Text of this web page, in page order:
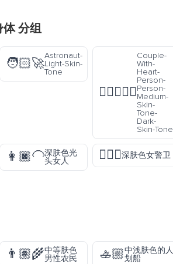
体分组
Skin-
🧑🏻‍🚀
Astronaut-
Light-Skin-
Tone
🧑🏽‍❤️‍🧑🏿
Couple-
With-
Heart-
Person-
Person-
Medium-
Skin-
Tone-
Dark-
Skin-Tone
👩🏿‍🦲深肤色光
头女人
💂🏿‍♀️深肤色女警卫
👨🏽‍🌾中等肤色
男性农民
🚣🏼中浅肤色的人
划船